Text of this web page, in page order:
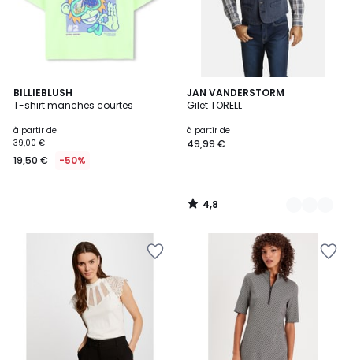
BILLIEBLUSH
T-shirt manches courtes
à partir de
39,00 €
19,50 € -50%
JAN VANDERSTORM
Gilet TORELL
à partir de
49,99 €
4,8
/ 5
6
Couleurs
4,8
/